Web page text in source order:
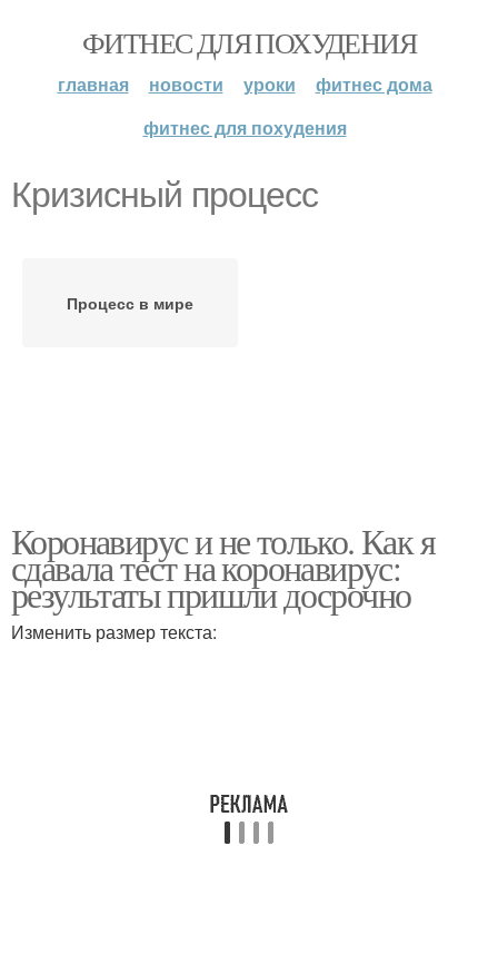
ФИТНЕС ДЛЯ ПОХУДЕНИЯ
главная новости уроки
фитнес дома
фитнес для похудения
Кризисный процесс
Процесс в мире
Коронавирус и не только. Как я
сдавала тест на коронавирус:
результаты пришли досрочно
Изменить размер текста: